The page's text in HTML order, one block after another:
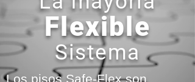
Flexible
Sistema
Los pisos Safe-Flex son